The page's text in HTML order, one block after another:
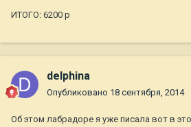
ИТОГО: 6200 р
delphina
Опубликовано 18 сентября, 2014
Об этом лабрадоре я уже писала вот в